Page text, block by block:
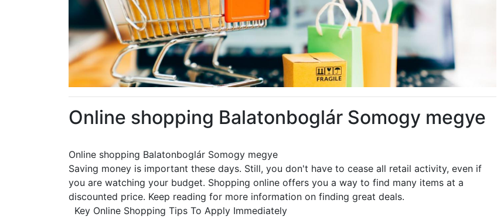
Online shopping Balatonboglár Somogy megye
Online shopping Balatonboglár Somogy megye
Saving money is important these days. Still, you don't have to cease all retail activity, even if
you are watching your budget. Shopping online offers you a way to find many items at a
discounted price. Keep reading for more information on finding great deals.
Key Online Shopping Tips To Apply Immediately